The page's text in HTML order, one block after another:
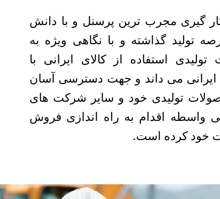
گیری مجرب ترین پرسنل و با دانش
تولید گذاشته و با نگاهی ویژه به
استفاده از کالای ایرانی با
می داند و جهت دسترسی آسان
تولیدی خود و سایر شرکت های
واسطه اقدام به راه اندازی فروش
خود کرده است.